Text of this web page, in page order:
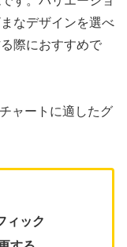
なデザインを選べ
際におすすめで
ャートに適したグ
ィック